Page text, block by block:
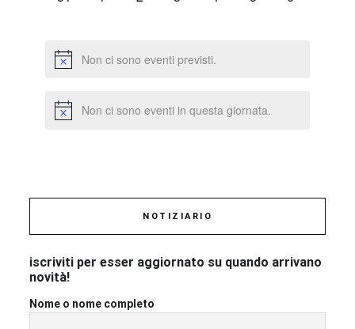
Non ci sono eventi previsti.
Non ci sono eventi in questa giornata.
NOTIZIARIO
iscriviti per esser aggiornato su quando arrivano
novità!
Nome o nome completo